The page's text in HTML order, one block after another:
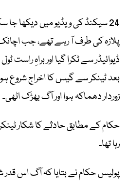
پلازہ کی طرف آ رہے تھے، جب اچانک
ڈیوائیڈر سے ٹکرا گیا اور براہِ راست
بعد ٹینکر سے گیس کا اخراج شروع
زوردار دھماکہ ہوا اور آگ بھڑک اٹھی۔
حکام کے مطابق حادثے کا شکار
رہا تھا۔
پولیس حکام نے بتایا کہ آگ اس